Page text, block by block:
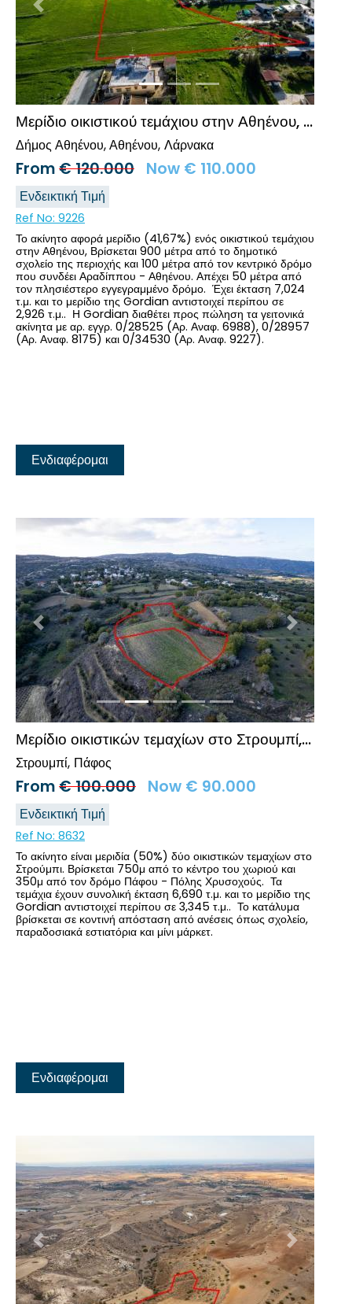
Προηγούμενο Επόμενο
Μερίδιο οικιστικού τεμάχιου στην Αθηένου, Λάρνακα
Δήμος Αθηένου, Αθηένου Λάρνακα
From€120.000 Now € 110.000
Ενδεικτική Τιμή
Ref No: 9226
Το ακίνητο αφορά μερίδιο (41,67%) ενός οικιστικού τεμάχιου
στην Αθηένου, Βρίσκεται 900 μέτρα από το δημοτικό
σχολείο της περιοχής και 100 μέτρα από τον κεντρικό δρόμο
που συνδέει Αραδίππου - Αθηένου. Απέχει 50 μέτρα από
τον πλησιέστερο εγγεγραμμένο δρόμο. Έχει έκταση 7,024
τ.μ. και το μερίδιο της Gordian αντιστοιχεί περίπου σε
2,926 τ.μ.. Η Gordian διαθέτει προς πώληση τα γειτονικά
ακίνητα με αρ. εγγρ. 0/28525 (Αρ. Αναφ. 6988), 0/28957
(Αρ. Αναφ. 8175) και 0/34530 (Αρ. Αναφ. 9227).
Ενδιαφέρομαι
Προηγούμενο Επόμενο
Μερίδιο οικιστικών τεμαχίων στο Στρουμπί, Πάφος
Στρουμπί Πάφος
From€100.000 Now € 90.000
Ενδεικτική Τιμή
Ref No: 8632
Το ακίνητο είναι μεριδία (50%) δύο οικιστικών τεμαχίων στο
Στρούμπι. Βρίσκεται 750μ από το κέντρο του χωριού και
350μ από τον δρόμο Πάφου - Πόλης Χρυσοχούς. Τα
τεμάχια έχουν συνολική έκταση 6,690 τ.μ. και το μερίδιο της
Gordian αντιστοιχεί περίπου σε 3,345 τ.μ.. Το κατάλυμα
βρίσκεται σε κοντινή απόσταση από ανέσεις όπως σχολείο,
παραδοσιακά εστιατόρια και μίνι μάρκετ.
Ενδιαφέρομαι
Προηγούμενο Επόμενο